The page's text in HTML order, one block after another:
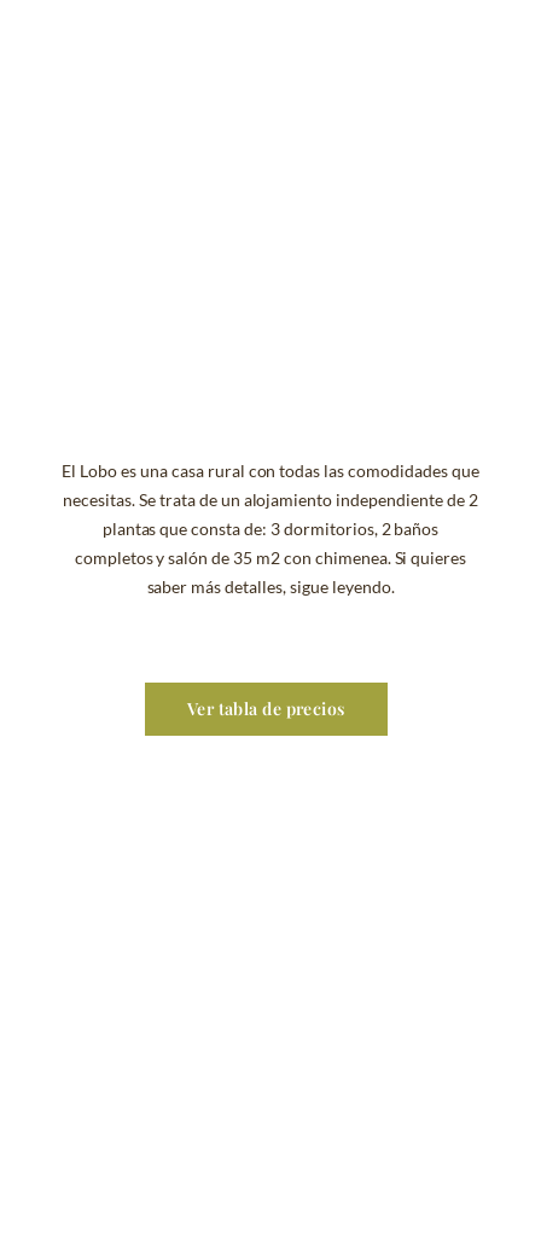
El Lobo es una casa rural con todas las comodidades que
necesitas. Se trata de un alojamiento independiente de 2
plantas que consta de: 3 dormitorios, 2 baños
completos y salón de 35 m2 con chimenea. Si quieres
saber más detalles, sigue leyendo.
Ver tabla de precios